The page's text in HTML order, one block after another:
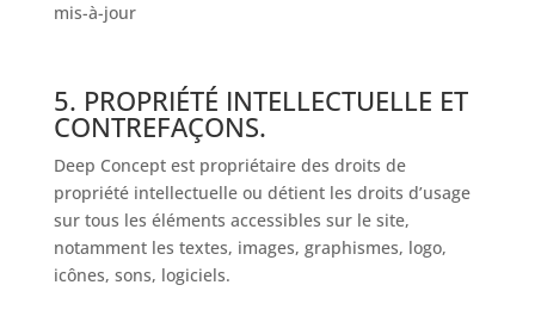
mis-à-jour
5. PROPRIÉTÉ INTELLECTUELLE ET
CONTREFAÇONS.
Deep Concept est propriétaire des droits de
propriété intellectuelle ou détient les droits d’usage
sur tous les éléments accessibles sur le site,
notamment les textes, images, graphismes, logo,
icônes, sons, logiciels.